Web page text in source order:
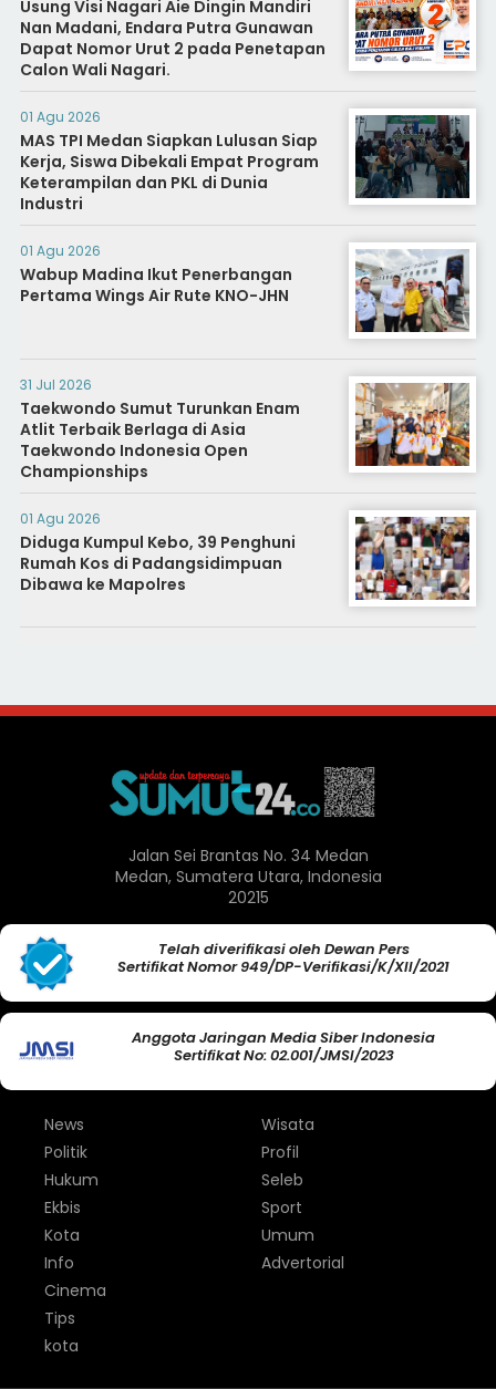
Usung Visi Nagari Aie Dingin Mandiri
Nan Madani, Endara Putra Gunawan
Dapat Nomor Urut 2 pada Penetapan
Calon Wali Nagari.
01 Agu 2026
MAS TPI Medan Siapkan Lulusan Siap
Kerja, Siswa Dibekali Empat Program
Keterampilan dan PKL di Dunia
Industri
01 Agu 2026
Wabup Madina Ikut Penerbangan
Pertama Wings Air Rute KNO-JHN
31 Jul 2026
Taekwondo Sumut Turunkan Enam
Atlit Terbaik Berlaga di Asia
Taekwondo Indonesia Open
Championships
01 Agu 2026
Diduga Kumpul Kebo, 39 Penghuni
Rumah Kos di Padangsidimpuan
Dibawa ke Mapolres
Jalan Sei Brantas No. 34 Medan
Medan, Sumatera Utara, Indonesia
20215
Telah diverifikasi oleh Dewan Pers
Sertifikat Nomor 949/DP-Verifikasi/K/XII/2021
Anggota Jaringan Media Siber Indonesia
Sertifikat No: 02.001/JMSI/2023
News
Politik
Hukum
Ekbis
Kota
Info
Wisata
Profil
Seleb
Sport
Umum
Advertorial
Cinema
Tips
kota